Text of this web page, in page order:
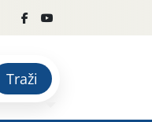
Traži